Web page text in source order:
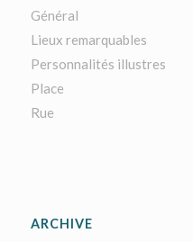
Général
Lieux remarquables
Personnalités illustres
Place
Rue
ARCHIVE